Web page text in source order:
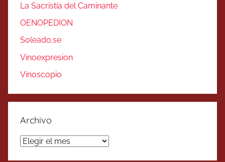
La Sacristía del Caminante
OENOPEDION
Soleado.se
Vinoexpresion
Vinoscopio
Archivo
Archivo